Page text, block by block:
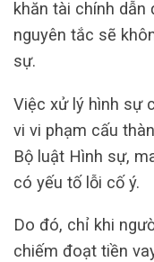
khăn tài chính dẫn
nguyên tắc sẽ
sự.
Việc xử lý hình sự
vi vi phạm cấu
Bộ luật Hình sự,
có yếu tố lỗi cố ý.
Do đó, chỉ khi
chiếm đoạt tiền